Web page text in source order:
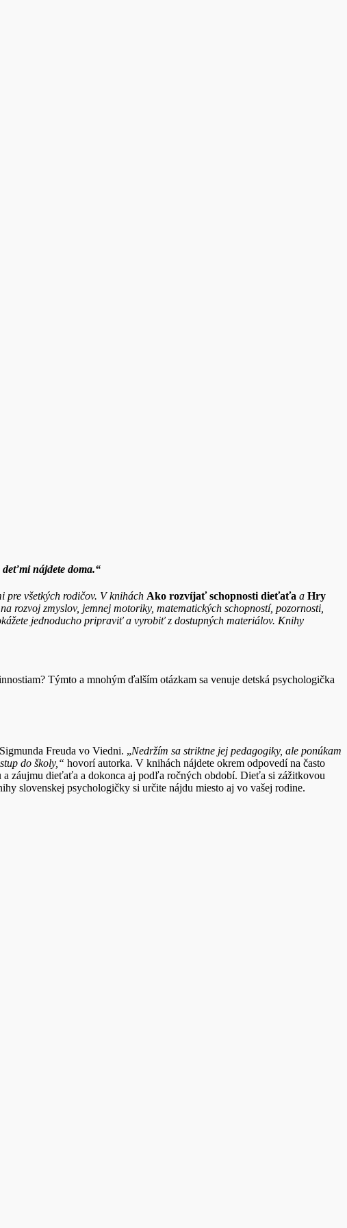
deťmi nájdete doma.“
pre všetkých rodičov. V knihách Ako rozvíjať schopnosti dieťaťa a Hry
rozvoj zmyslov, jemnej motoriky, matematických schopností, pozornosti,
jednoducho pripraviť a vyrobiť z dostupných materiálov. Knihy
Týmto a mnohým ďalším otázkam sa venuje detská psychologička
Freuda vo Viedni. „Nedržím sa striktne jej pedagogiky, ale ponúkam
do školy,“ hovorí autorka. V knihách nájdete okrem odpovedí na často
záujmu dieťaťa a dokonca aj podľa ročných období. Dieťa si zážitkovou
slovenskej psychologičky si určite nájdu miesto aj vo vašej rodine.